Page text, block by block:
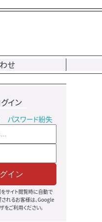
せ
イン
パスワード紛失
イン
サイト閲覧時に自動で
れるお客様は、Google
をご利用ください。